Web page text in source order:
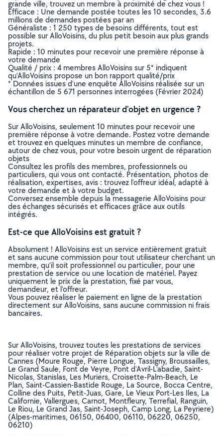
grande ville, trouvez un membre à proximité de chez vous !
Efficace : Une demande postée toutes les 10 secondes, 3.6
millions de demandes postées par an
Généraliste : 1 250 types de besoins différents, tout est
possible sur AlloVoisins, du plus petit besoin aux plus grands
projets.
Rapide : 10 minutes pour recevoir une première réponse à
votre demande
Qualité / prix : 4 membres AlloVoisins sur 5* indiquent
qu’AlloVoisins propose un bon rapport qualité/prix
* Données issues d’une enquête AlloVoisins réalisée sur un
échantillon de 5 671 personnes interrogées (Février 2024)
Vous cherchez un réparateur d'objet en urgence ?
Sur AlloVoisins, seulement 10 minutes pour recevoir une
première réponse à votre demande. Postez votre demande
et trouvez en quelques minutes un membre de confiance,
autour de chez vous, pour votre besoin urgent de réparation
objets
Consultez les profils des membres, professionnels ou
particuliers, qui vous ont contacté. Présentation, photos de
réalisation, expertises, avis : trouvez l'offreur idéal, adapté à
votre demande et à votre budget.
Conversez ensemble depuis la messagerie AlloVoisins pour
des échanges sécurisés et efficaces grâce aux outils
intégrés.
Est-ce que AlloVoisins est gratuit ?
Absolument ! AlloVoisins est un service entièrement gratuit
et sans aucune commission pour tout utilisateur cherchant un
membre, qu’il soit professionnel ou particulier, pour une
prestation de service ou une location de matériel. Payez
uniquement le prix de la prestation, fixé par vous,
demandeur, et l’offreur.
Vous pouvez réaliser le paiement en ligne de la prestation
directement sur AlloVoisins, sans aucune commission ni frais
bancaires.
Sur AlloVoisins, trouvez toutes les prestations de services
pour réaliser votre projet de Réparation objets sur la ville de
Cannes (Moure Rouge, Pierre Longue, Tassigny, Broussailles,
Le Grand Saule, Font de Veyre, Pont d'Avril-L'abadie, Saint-
Nicolas, Stanislas, Les Muriers, Croisette-Palm-Beach, Le
Plan, Saint-Cassien-Bastide Rouge, La Source, Bocca Centre,
Colline des Puits, Petit-Juas, Gare, Le Vieux Port-Les Iles, La
Californie, Vallergues, Carnot, Montfleury, Terrefial, Ranguin,
Le Riou, Le Grand Jas, Saint-Joseph, Camp Long, La Peyriere)
(Alpes-maritimes, 06150, 06400, 06110, 06220, 06250,
06210)